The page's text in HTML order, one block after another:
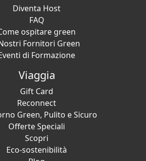
Diventa Host
FAQ
ospitare green
Fornitori Green
di Formazione
Viaggia
Gift Card
Reconnect
Green, Pulito e Sicuro
Offerte Speciali
Scopri
Eco-sostenibilità